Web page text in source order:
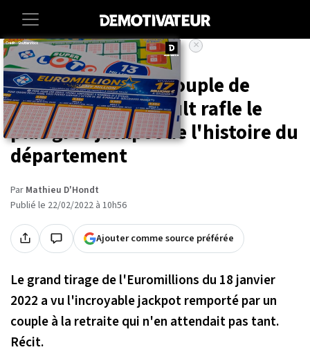
Accueil Societe
Euromillions : un couple de
retraités de l'Hérault rafle le
plus gros jackpot de l'histoire du
département
Par Mathieu D'Hondt
Publié le 22/02/2022 à 10h56
Ajouter comme source préférée
×
Le grand tirage de l'Euromillions du 18 janvier
2022 a vu l'incroyable jackpot remporté par un
couple à la retraite qui n'en attendait pas tant.
Récit.